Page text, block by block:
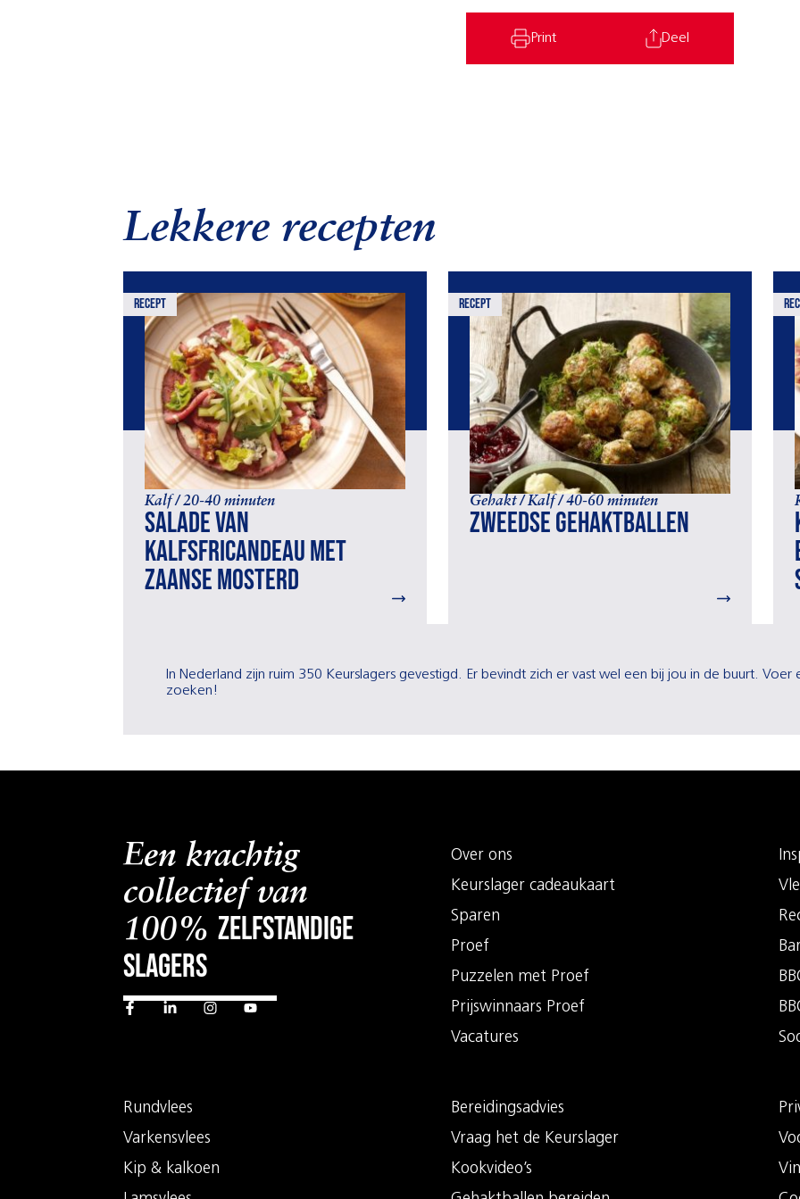
Print Deel
Lekkere recepten
recept
Kalf / 20-40 minuten
Salade van
kalfsfricandeau met
Zaanse mosterd
recept
Gehakt / Kalf / 40-60 minuten
Zweedse gehaktballen
In Nederland zijn ruim 350 Keurslagers gevestigd. Er bevindt zich er vast wel een bij jou in de buurt.
zoeken!
Een krachtig
collectief van
100% zelfstandige
slagers
Over ons
Keurslager cadeaukaart
Sparen
Proef
Puzzelen met Proef
Prijswinnaars Proef
Vacatures
Rundvlees
Varkensvlees
Kip & kalkoen
Bereidingsadvies
Vraag het de Keurslager
Kookvideo’s